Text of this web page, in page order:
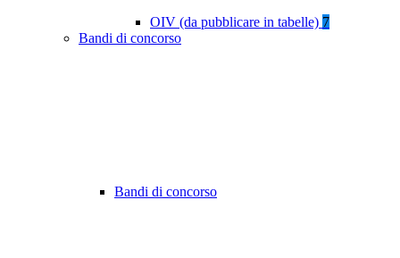
OIV (da pubblicare in tabelle) 7
Bandi di concorso
Bandi di concorso